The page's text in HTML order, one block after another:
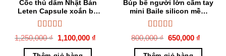
Cốc thủ dâm Nhật Bản
Leten Capsule xoắn bú
hút cực sướng
Được xếp
5.00
sao
1,250,000₫ Giá
gốc
là:
1,100,000 ₫
Búp bê người lớn cầm tay
mini Baile silicon mềm
mịn có rung
Được xếp
5
sao
800,000₫ Giá
là:
650,000 ₫